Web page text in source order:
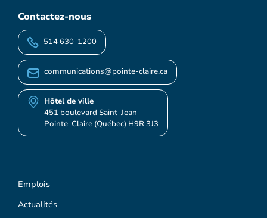
Emplois
Actualités
Contactez-nous
514 630-1200
communications@pointe-claire.ca
Hôtel de ville
451 boulevard Saint-Jean
Pointe-Claire (Québec) H9R 3J3